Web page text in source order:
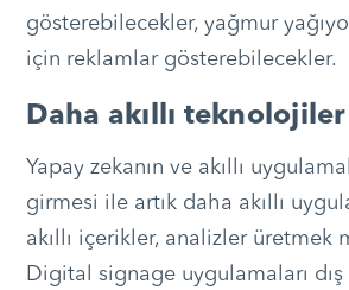
gösterebilecekler, yağmur
için reklamlar gösterebilecekler.
Daha akıllı teknolojiler
Yapay zekanın ve akıllı
girmesi ile artık daha akıllı
akıllı içerikler, analizler üretmek
Digital signage uygulamaları